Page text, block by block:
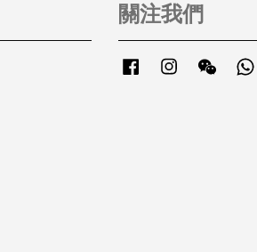
關注我們
FacebookInstagramWechat